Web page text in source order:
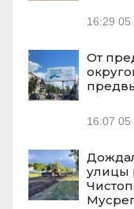
16:29 05
От
16:07 05
улицы